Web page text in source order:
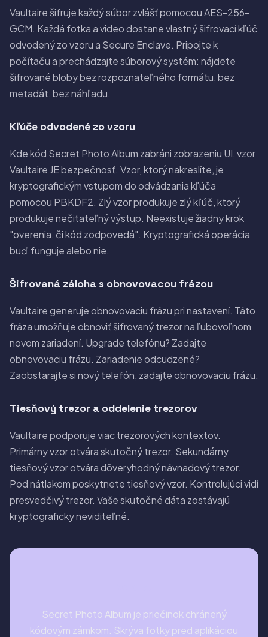
Vaultaire šifruje každý súbor zvlášť pomocou AES-256-
GCM. Každá fotka a video dostane vlastný šifrovací kľúč
odvodený zo vzoru a Secure Enclave. Pripojte k
počítaču a prechádzajte súborový systém: nájdete
šifrované bloby bez rozpoznateľného formátu, bez
metadát, bez náhľadu.
Kľúče odvodené zo vzoru
Kde kód Secret Photo Album zabráni zobrazeniu UI, vzor
Vaultaire JE bezpečnosť. Vzor, ktorý nakreslíte, je
kryptografickým vstupom do odvádzania kľúča
pomocou PBKDF2. Zlý vzor produkuje zlý kľúč, ktorý
produkuje nečitateľný výstup. Neexistuje žiadny krok
"overenia, či kód zodpovedá". Kryptografická operácia
buď funguje alebo nie.
Šifrovaná záloha s obnovovacou frázou
Vaultaire generuje obnovovaciu frázu pri nastavení. Táto
fráza umožňuje obnoviť šifrovaný trezor na ľubovoľnom
novom zariadení. Upgrade telefónu? Zadajte
obnovovaciu frázu. Zariadenie odcudzené?
Zaobstarajte si nový telefón, zadajte obnovovaciu frázu.
Tiesňový trezor a oddelenie trezorov
Vaultaire podporuje viac trezorových kontextov.
Primárny vzor otvára skutočný trezor. Sekundárny
tiesňový vzor otvára dôveryhodný návnadový trezor.
Pod nátlakom poskytnete tiesňový vzor. Kontrolujúci vidí
presvedčivý trezor. Vaše skutočné dáta zostávajú
kryptograficky neviditeľné.
Secret Photo Album je priečinok chránený
kódovým zámkom. Skrýva fotky pred aplikáciou